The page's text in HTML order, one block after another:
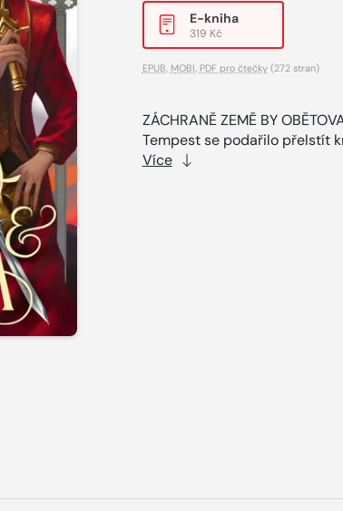
E-kniha
319 Kč
EPUB MOBI PDF pro čtečky(272 stran)
ZÁCHRANĚ ZEMĚ BY
Tempest se podařilo přelstít
Více